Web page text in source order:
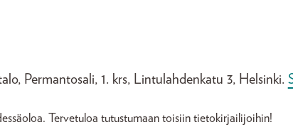
Permantosali, 1. krs, Lintulahdenkatu 3, Helsinki.
Tervetuloa tutustumaan toisiin tietokirjailijoihin!